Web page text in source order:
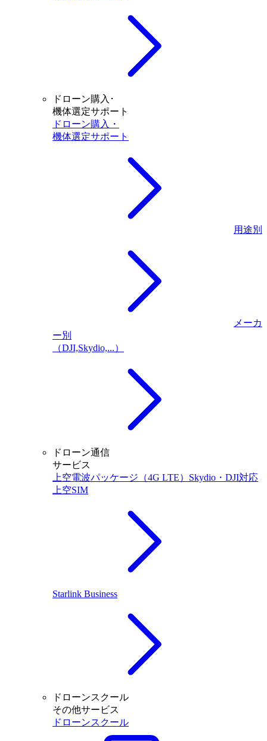
ドローン購入･
機体選定サポート
ドローン購入・
機体選定サポート
用途別
メーカ
ー別
（DJI,Skydio,...）
ドローン通信
サービス
上空電波パッケージ（4G LTE）Skydio・DJI対応
上空SIM
Starlink Business
ドローンスクール
その他サービス
ドローンスクール